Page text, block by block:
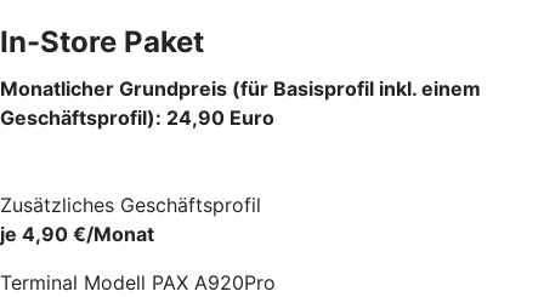
In-Store Paket
Monatlicher Grundpreis (für Basisprofil inkl. einem
Geschäftsprofil): 24,90 Euro
Zusätzliches Geschäftsprofil
je 4,90 €/Monat
Terminal Modell PAX A920Pro